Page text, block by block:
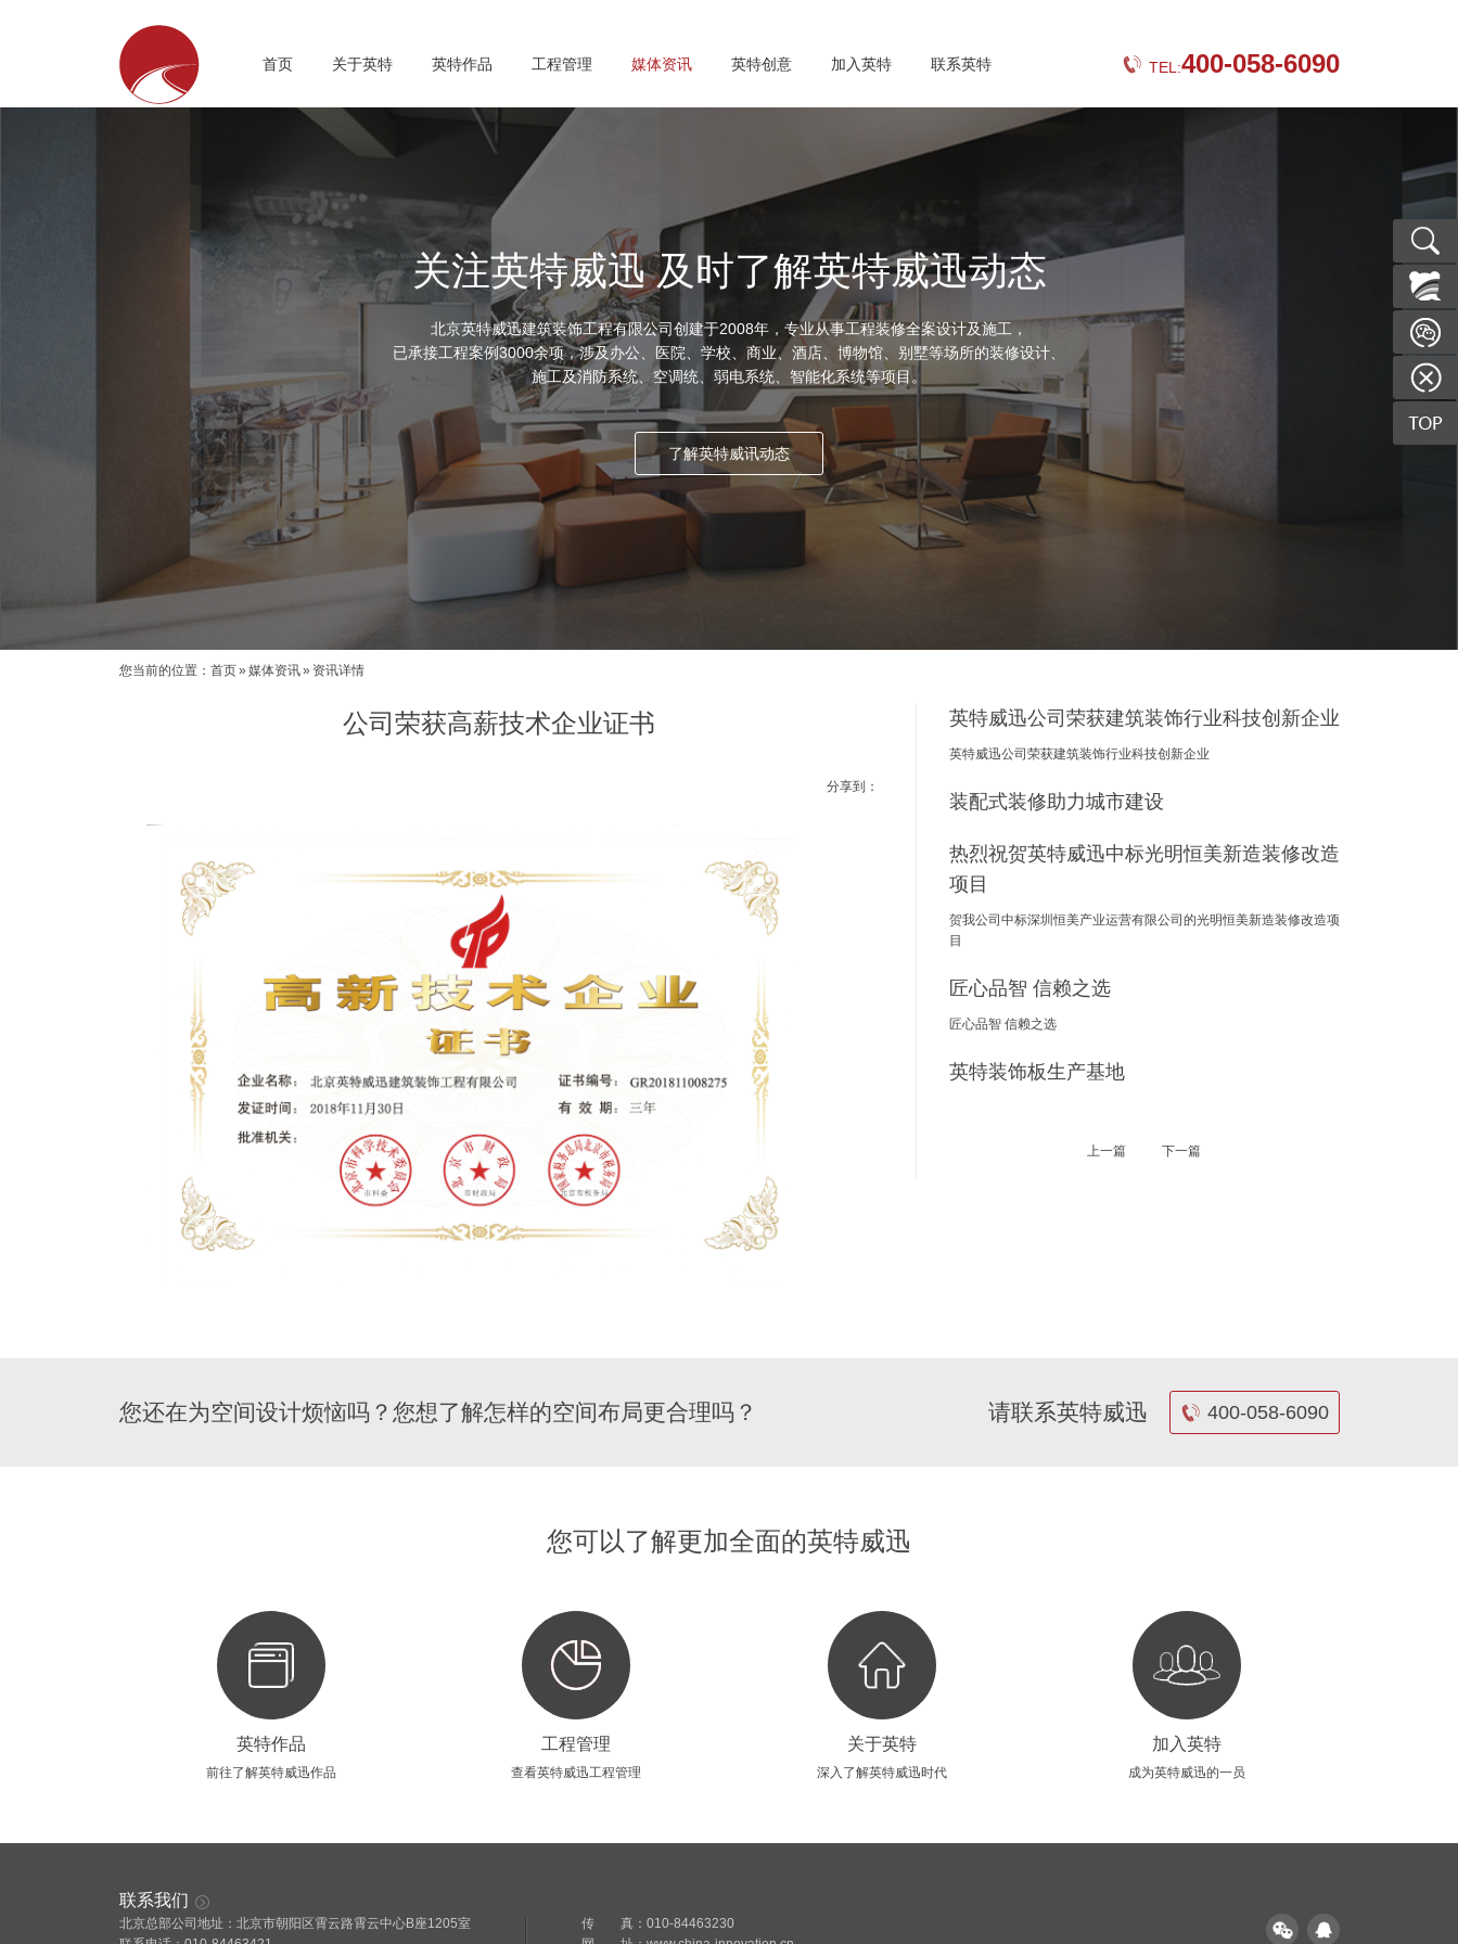
首页 关于英特 英特作品 工程管理 媒体资讯 英特创意 加入英特 联系英特 TEL:400-058-6090
关注英特威迅 及时了解英特威迅动态
北京英特威迅建筑装饰工程有限公司创建于2008年，专业从事工程装修全案设计及施工，
已承接工程案例3000余项，涉及办公、医院、学校、商业、酒店、博物馆、别墅等场所的装修设计、
施工及消防系统、空调统、弱电系统、智能化系统等项目。
了解英特威讯动态
您当前的位置： 首页» 媒体资讯» 资讯详情
公司荣获高薪技术企业证书
分享到：
英特威迅公司荣获建筑装饰行业科技创新企业
英特威迅公司荣获建筑装饰行业科技创新企业
装配式装修助力城市建设
热烈祝贺英特威迅中标光明恒美新造装修改造
项目
贺我公司中标深圳恒美产业运营有限公司的光明恒美新造装修改造项
目
匠心品智 信赖之选
匠心品智 信赖之选
英特装饰板生产基地
上一篇 下一篇
您还在为空间设计烦恼吗？您想了解怎样的空间布局更合理吗？ 请联系英特威迅 400-058-6090
您可以了解更加全面的英特威迅
英特作品
前往了解英特威迅作品
工程管理
查看英特威迅工程管理
关于英特
深入了解英特威迅时代
加入英特
成为英特威迅的一员
联系我们
北京总部公司地址：北京市朝阳区霄云路霄云中心B座1205室
传 真：010-84463230